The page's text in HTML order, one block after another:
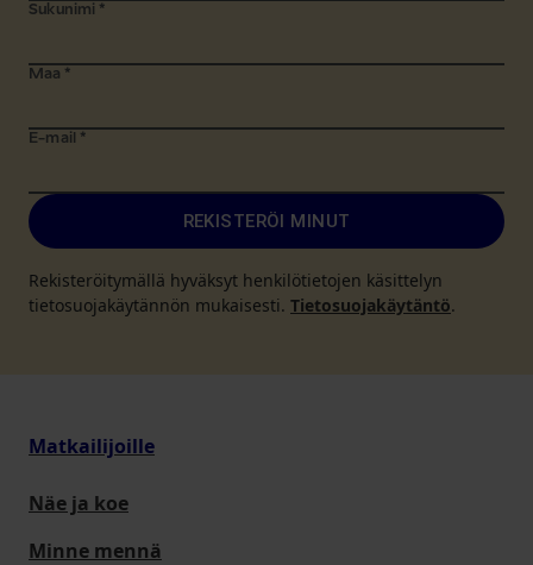
Sukunimi *
Maa *
E-mail *
REKISTERÖI MINUT
Rekisteröitymällä hyväksyt henkilötietojen käsittelyn
tietosuojakäytännön mukaisesti. Tietosuojakäytäntö.
Matkailijoille
Näe ja koe
Minne mennä